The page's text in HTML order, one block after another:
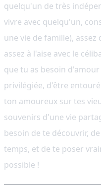
quelqu'un de très
vivre avec quelqu'un,
une vie de famille),
assez à l'aise avec le
que tu as besoin
privilégiée, d'être
ton amoureux sur tes
souvenirs d'une vie
besoin de te découvrir,
temps, et de te poser
possible !